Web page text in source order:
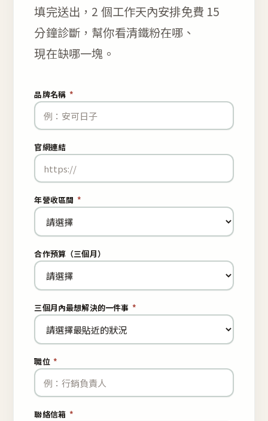
填完送出，2 個工作天內安排免費 15
分鐘診斷，幫你看清鐵粉在哪、
現在缺哪一塊。
品牌名稱 *
官網連結
年營收區間 *
合作預算（三個月）
三個月內最想解決的一件事 *
職位 *
聯絡信箱 *